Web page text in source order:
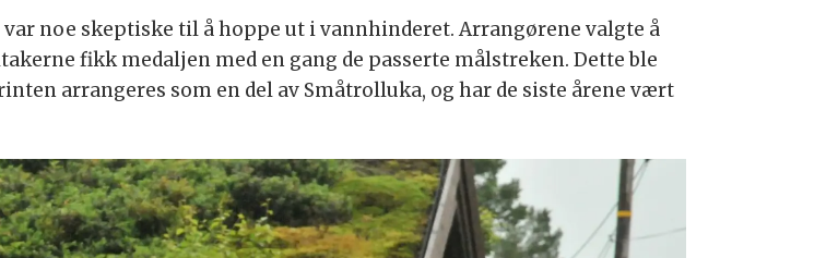
noe skeptiske til å hoppe ut i vannhinderet. Arrangørene valgte å
fikk medaljen med en gang de passerte målstreken. Dette ble
arrangeres som en del av Småtrolluka, og har de siste årene vært